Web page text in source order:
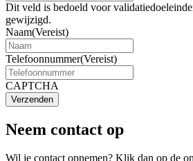
Dit veld is bedoeld voor
gewijzigd.
Naam(Vereist)
Telefoonnummer(Vereist)
CAPTCHA
Verzenden
Neem contact op
Wil je contact opnemen? Klik dan op de